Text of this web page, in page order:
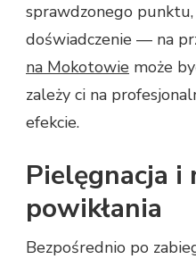
sprawdzonego
doświadczenie — na
na Mokotowie może
zależy ci na
efekcie.
Pielęgnacja i
powikłania
Bezpośrednio po